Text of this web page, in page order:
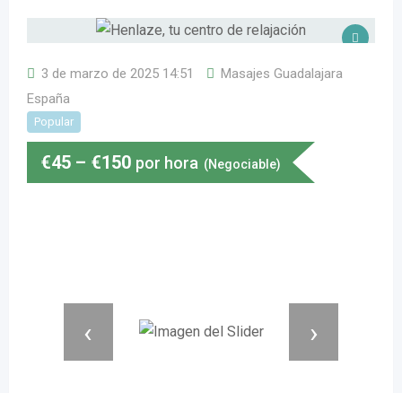
3 de marzo de 2025 14:51
Masajes Guadalajara
España
Popular
€45 – €150 por hora (Negociable)
‹ ›